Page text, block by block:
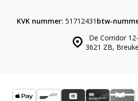
De Corridor
3621 ZB,
KVK nummer: 51712431 btw-